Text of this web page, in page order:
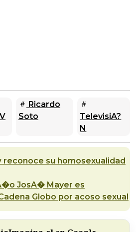
Ricardo
Soto
TelevisiA?
N
reconoce su homosexualidad
JosA� Mayer es
Globo por acoso sexual